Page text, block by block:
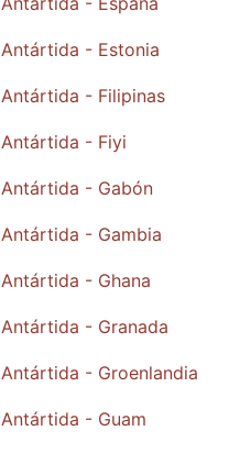
Antártida - Estonia
Antártida - Filipinas
Antártida - Fiyi
Antártida - Gabón
Antártida - Gambia
Antártida - Ghana
Antártida - Granada
Antártida - Groenlandia
Antártida - Guam